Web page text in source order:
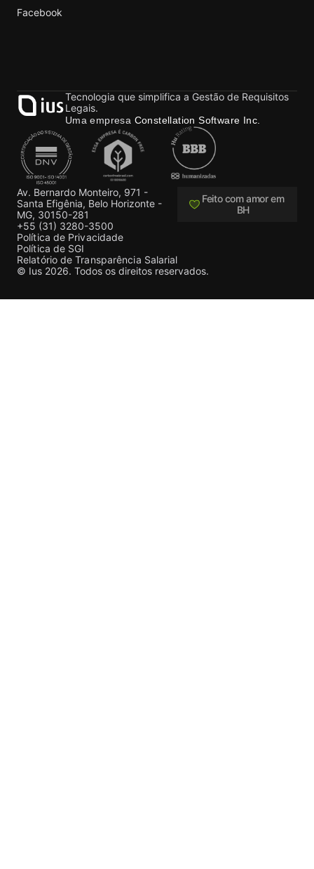
Facebook
Tecnologia que simplifica a Gestão de Requisitos
Legais.
Uma empresa Constellation Software Inc.
Av. Bernardo Monteiro, 971 -
Santa Efigênia, Belo Horizonte -
MG, 30150-281
+55 (31) 3280-3500
Feito com amor em
BH
© Ius 2026. Todos os direitos reservados.
Política de Privacidade
Política de SGI
Relatório de Transparência Salarial